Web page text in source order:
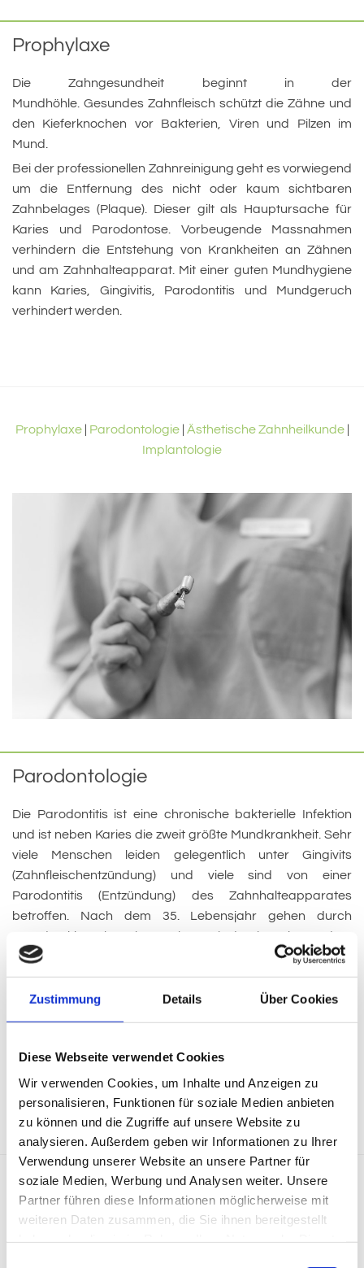
Zustimmung Details Über Cookies
Diese Webseite verwendet Cookies
Wir verwenden Cookies, um Inhalte und Anzeigen zu
personalisieren, Funktionen für soziale Medien anbieten
zu können und die Zugriffe auf unsere Website zu
analysieren. Außerdem geben wir Informationen zu Ihrer
Verwendung unserer Website an unsere Partner für
soziale Medien, Werbung und Analysen weiter. Unsere
Partner führen diese Informationen möglicherweise mit
weiteren Daten zusammen, die Sie ihnen bereitgestellt
Prophylaxe
Die Zahngesundheit beginnt in der
Mundhöhle. Gesundes Zahnfleisch schützt die Zähne und
den Kieferknochen vor Bakterien, Viren und Pilzen im
Mund.
Bei der professionellen Zahnreinigung geht es vorwiegend
um die Entfernung des nicht oder kaum sichtbaren
Zahnbelages (Plaque). Dieser gilt als Hauptursache für
Karies und Parodontose. Vorbeugende Massnahmen
verhindern die Entstehung von Krankheiten an Zähnen
und am Zahnhalteapparat. Mit einer guten Mundhygiene
kann Karies, Gingivitis, Parodontitis und Mundgeruch
verhindert werden.
Prophylaxe| Parodontologie| Ästhetische Zahnheilkunde|
Implantologie
Parodontologie
Die Parodontitis ist eine chronische bakterielle Infektion
und ist neben Karies die zweit größte Mundkrankheit. Sehr
viele Menschen leiden gelegentlich unter Gingivits
(Zahnfleischentzündung) und viele sind von einer
Parodontitis (Entzündung) des Zahnhalteapparates
betroffen. Nach dem 35. Lebensjahr gehen durch
Parodontitis mehr Zähne verloren als durch Karies. Anders
als Karies verursacht Parodontitis kaum Schmerzen;
deshalb wird sie oft spät erkannt und macht sich meist
erst durch Zahnfleischbluten bemerkbar. Wird eine
Entzündung im Frühstadium nicht behandelt, so löst
Entzündungsprozesses allmählich der Zahnhalteapparat
von den Zahnwurzeln.
Prophylaxe|Parodontologie|Ästhetische Zahnheilkunde
Implantologie